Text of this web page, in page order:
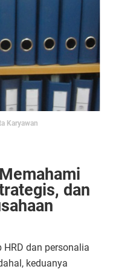
Karyawan
dan
dan personalia
keduanya